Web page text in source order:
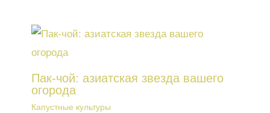
Пак-чой: азиатская звезда вашего
огорода
Капустные культуры